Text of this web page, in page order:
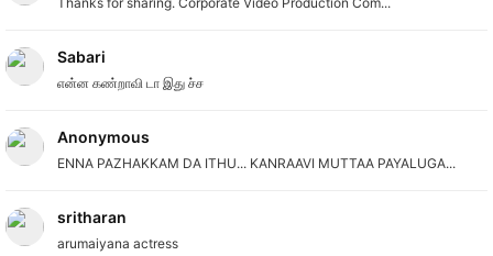
Sabari
என்ன கண்றாவி டா இது ச்ச
Anonymous
ENNA PAZHAKKAM DA ITHU... KANRAAVI MUTTAA PAYALUGA...
sritharan
arumaiyana actress